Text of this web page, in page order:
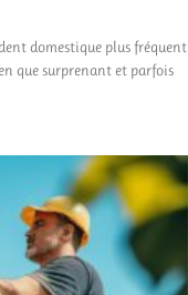
domestique plus fréquent
que surprenant et parfois